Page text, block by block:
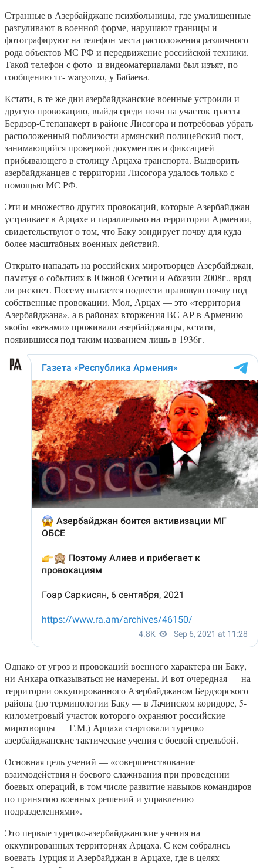
Странные в Азербайджане психбольницы, где умалишенные
разгуливают в военной форме, нарушают границы и
фотографируют на телефон места расположения различного
рода объектов МС РФ и передвижение российской техники.
Такой телефон с фото- и видеоматериалами был изъят, по
сообщению тг- wargonzo, у Бабаева.
Кстати, в те же дни азербайджанские военные устроили и
другую провокацию, выйдя среди ночи на участок трассы
Бердзор-Степанакерт в районе Лисогора и потребовав убрать
расположенный поблизости армянский полицейский пост,
занимающийся проверкой документов и фиксацией
прибывающего в столицу Арцаха транспорта. Выдворить
азербайджанцев с территории Лисогора удалось только с
помощью МС РФ.
Эти и множество других провокаций, которые Азербайджан
устраивает в Арцахе и параллельно на территории Армении,
свидетельствуют о том, что Баку зондирует почву для куда
более масштабных военных действий.
Открыто нападать на российских миротворцев Азербайджан,
памятуя о событиях в Южной Осетии и Абхазии 2008г., вряд
ли рискнет. Посему пытается подвести правовую почву под
собственные провокации. Мол, Арцах — это «территория
Азербайджана», а в районах вторжения ВС АР в Армению
якобы «веками» проживали азербайджанцы, кстати,
появившиеся под таким названием лишь в 1936г.
Однако от угроз и провокаций военного характера ни Баку,
ни Анкара отказываться не намерены. И вот очередная — на
территории оккупированного Азербайджаном Бердзорского
района (по терминологии Баку — в Лачинском коридоре, 5-
километровый участок которого охраняют российские
миротворцы — Г.М.) Арцаха стартовали турецко-
азербайджанские тактические учения с боевой стрельбой.
Основная цель учений — «совершенствование
взаимодействия и боевого слаживания при проведении
боевых операций, в том числе развитие навыков командиров
по принятию военных решений и управлению
подразделениями».
Это первые турецко-азербайджанские учения на
оккупированных территориях Арцаха. С кем собрались
воевать Турция и Азербайджан в Арцахе, где в целях